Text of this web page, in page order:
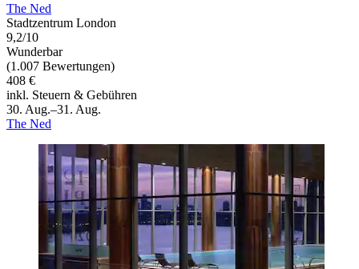
The Ned
Stadtzentrum London
9,2/10
Wunderbar
(1.007 Bewertungen)
408 €
inkl. Steuern & Gebühren
30. Aug.–31. Aug.
The Ned